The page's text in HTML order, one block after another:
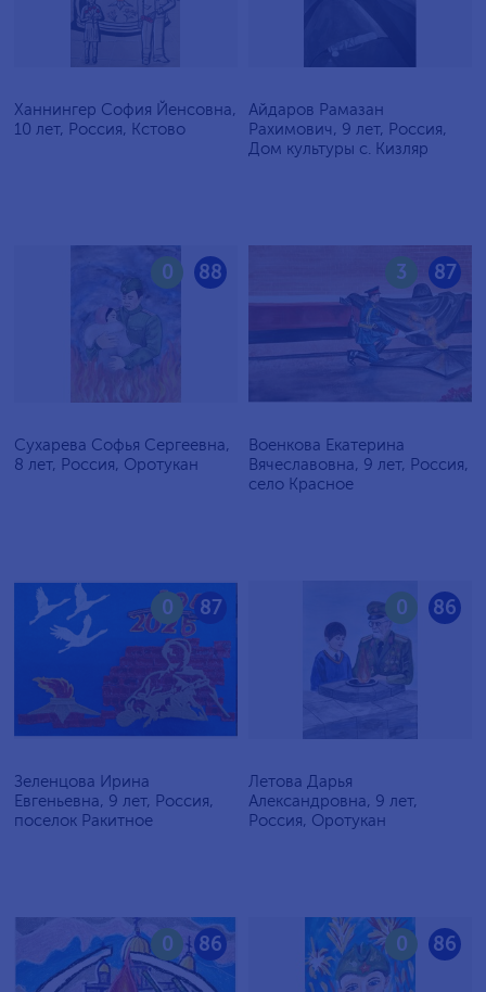
Ханнингер София Йенсовна,
10 лет, Россия, Кстово
Айдаров Рамазан
Рахимович, 9 лет, Россия,
Дом культуры с. Кизляр
88
0
Сухарева Софья Сергеевна,
8 лет, Россия, Оротукан
87
3
Военкова Екатерина
Вячеславовна, 9 лет, Россия,
село Красное
87
0
Зеленцова Ирина
Евгеньевна, 9 лет, Россия,
поселок Ракитное
86
0
Летова Дарья
Александровна, 9 лет,
Россия, Оротукан
86
0 86
0